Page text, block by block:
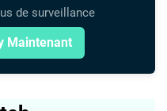
de surveillance
Maintenant